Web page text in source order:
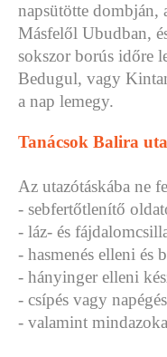
napsütötte dombján,
Másfelől Ubudban,
sokszor borús időre
Bedugul, vagy
a nap lemegy.
Tanácsok Balira
Az utazótáskába ne
- sebfertőtlenítő
- láz- és
- hasmenés elleni és
- hányinger elleni
- csípés vagy
- valamint